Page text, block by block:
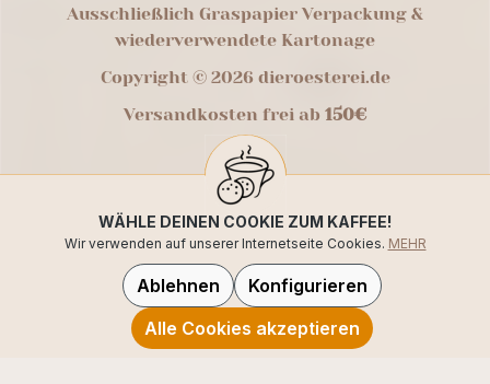
Ausschließlich Graspapier Verpackung &
wiederverwendete Kartonage
Copyright © 2026 dieroesterei.de
Versandkosten frei ab 150€
WÄHLE DEINEN COOKIE ZUM KAFFEE!
Wir verwenden auf unserer Internetseite Cookies. MEHR
Ablehnen
Konfigurieren
Alle Cookies akzeptieren